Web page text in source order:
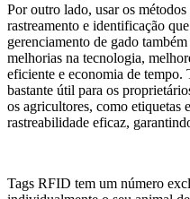
Por outro lado, usar os
rastreamento e identificação
gerenciamento de gado
melhorias na tecnologia,
eficiente e economia de
bastante útil para os
os agricultores, como etiquetas
rastreabilidade eficaz,
Tags RFID tem um número